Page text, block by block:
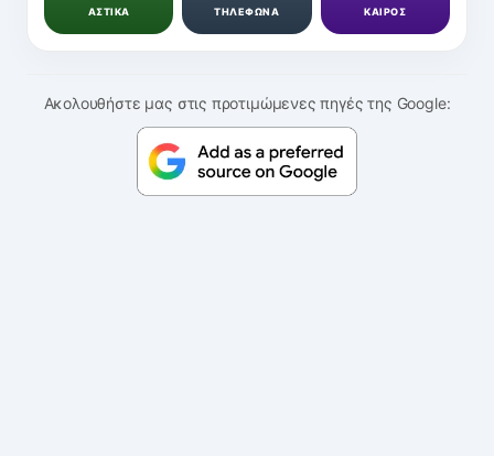
ΑΣΤΙΚΑ ΤΗΛΕΦΩΝΑ ΚΑΙΡΟΣ
Ακολουθήστε μας στις προτιμώμενες πηγές της Google: